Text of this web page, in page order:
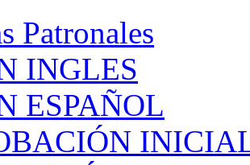
Patronales
INGLES
ESPAÑOL